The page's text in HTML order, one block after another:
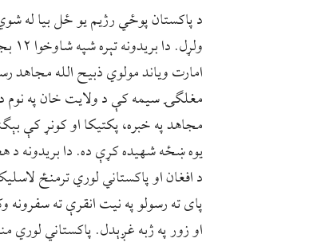
د پاکستان پوځي رژیم یو ځل بیا له
امارت ویاند مولوي ذبیح الله مجاهد
مغلګۍ سیمه کې د ولایت خان په نوم
یوه ښځه شهیده کړې ده. دا بریدونه
د افغان او پاکستاني لوري ترمنځ
پای ته رسولو په نیت انقرې ته
او زور په ژبه غږېدل. پاکستاني لوري